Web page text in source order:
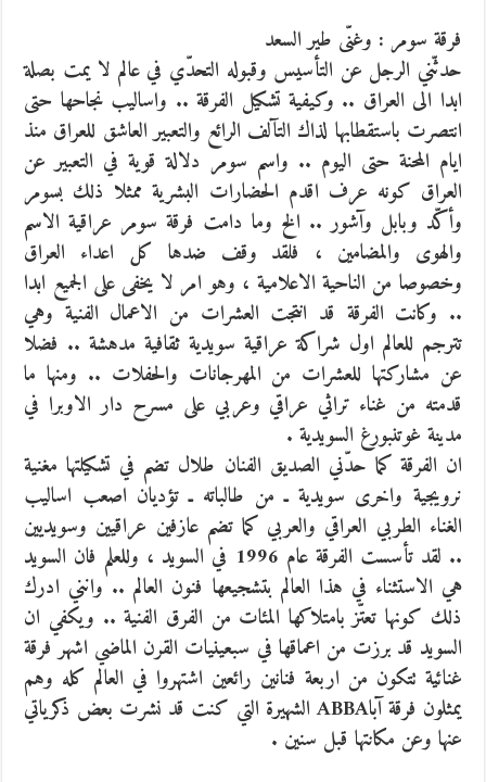
فرقة سومر : وغنّى طير السعد
حدثّني الرجل عن التأسيس وقبوله التحدّي في عالم لا يمت بصلة
ابدا الى العراق .. وكيفية تشكيل الفرقة .. واساليب نجاحها حتى
انتصرت باستقطابها لذاك التآلف الرائع والتعبير العاشق للعراق منذ
ايام المحنة حتى اليوم .. واسم سومر دلالة قوية في التعبير عن
العراق كونه عرف اقدم الحضارات البشرية ممثلا ذلك بسومر
وأكّد وبابل وآشور .. الخ وما دامت فرقة سومر عراقية الاسم
والهوى والمضامين ، فلقد وقف ضدها كل اعداء العراق
وخصوصا من الناحية الاعلامية ، وهو امر لا يخفى على الجميع ابدا
.. وكانت الفرقة قد انتجت العشرات من الاعمال الفنية وهي
تترجم للعالم اول شراكة عراقية سويدية ثقافية مدهشة .. فضلا
عن مشاركتها للعشرات من المهرجانات والحفلات .. ومنها ما
قدمته من غناء تراثي عراقي وعربي على مسرح دار الاوبرا في
مدينة غوتنبورغ السويدية .
ان الفرقة كما حدّني الصديق الفنان طلال تضم في تشكيلتها مغنية
نرويجية واخرى سويدية ـ من طالباته ـ تؤديان اصعب اساليب
الغناء الطربي العراقي والعربي كما تضم عازفين عراقيين وسويديين
.. لقد تأسست الفرقة عام 1996 في السويد ، وللعلم فان السويد
هي الاستثناء في هذا العالم بتشجيعها فنون العالم .. وانني ادرك
ذلك كونها تعتّز بامتلاكها المئات من الفرق الفنية .. ويكفي ان
السويد قد برزت من اعماقها في سبعينيات القرن الماضي اشهر فرقة
غنائية تتكون من اربعة فنانين رائعين اشتهروا في العالم كله وهم
يمثلون فرقة آباABBA الشهيرة التي كنت قد نشرت بعض ذكرياتي
عنها وعن مكانتها قبل سنين .